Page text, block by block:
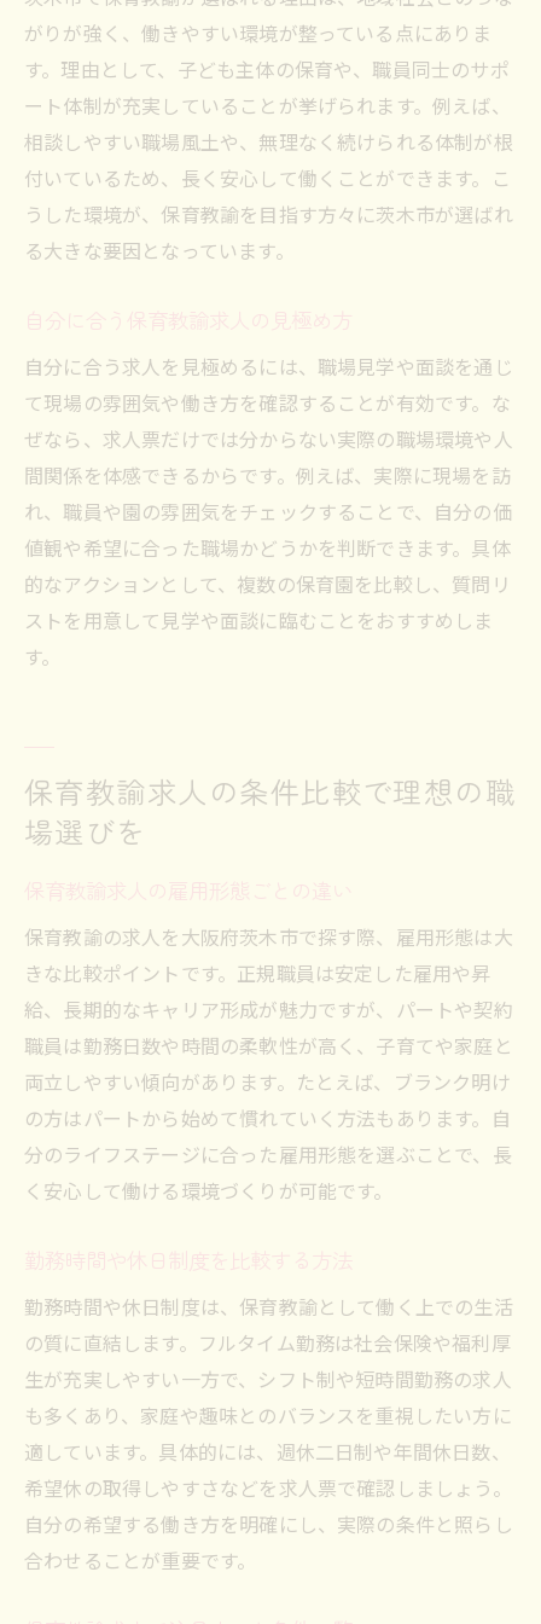
両免許取得で広がる保育教諭の活躍分野
資格を活かした保育教諭の働き方とは
保育教諭求人の最新動向と注目ポイントを解説
保育教諭求人市場の最新トレンドを紹介
注目される保育教諭の働き方を解説
保育教諭求人の今後の動向を予測する
現場ニーズが高まる保育教諭求人とは
がりが強く、働きやすい環境が整っている点にありま
す。理由として、子ども主体の保育や、職員同士のサポ
ート体制が充実していることが挙げられます。例えば、
相談しやすい職場風土や、無理なく続けられる体制が根
付いているため、長く安心して働くことができます。こ
うした環境が、保育教諭を目指す方々に茨木市が選ばれ
る大きな要因となっています。
自分に合う保育教諭求人の見極め方
自分に合う求人を見極めるには、職場見学や面談を通じ
て現場の雰囲気や働き方を確認することが有効です。な
ぜなら、求人票だけでは分からない実際の職場環境や人
間関係を体感できるからです。例えば、実際に現場を訪
れ、職員や園の雰囲気をチェックすることで、自分の価
値観や希望に合った職場かどうかを判断できます。具体
的なアクションとして、複数の保育園を比較し、質問リ
ストを用意して見学や面談に臨むことをおすすめしま
す。
保育教諭求人の条件比較で理想の職
場選びを
保育教諭求人の雇用形態ごとの違い
保育教諭の求人を大阪府茨木市で探す際、雇用形態は大
きな比較ポイントです。正規職員は安定した雇用や昇
給、長期的なキャリア形成が魅力ですが、パートや契約
職員は勤務日数や時間の柔軟性が高く、子育てや家庭と
両立しやすい傾向があります。たとえば、ブランク明け
の方はパートから始めて慣れていく方法もあります。自
分のライフステージに合った雇用形態を選ぶことで、長
く安心して働ける環境づくりが可能です。
勤務時間や休日制度を比較する方法
勤務時間や休日制度は、保育教諭として働く上での生活
の質に直結します。フルタイム勤務は社会保険や福利厚
生が充実しやすい一方で、シフト制や短時間勤務の求人
も多くあり、家庭や趣味とのバランスを重視したい方に
適しています。具体的には、週休二日制や年間休日数、
希望休の取得しやすさなどを求人票で確認しましょう。
自分の希望する働き方を明確にし、実際の条件と照らし
合わせることが重要です。